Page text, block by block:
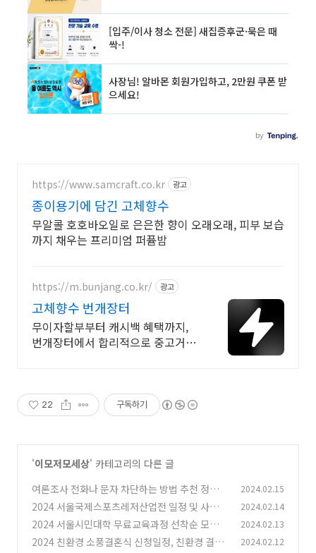
https://www.samcraft.co.kr 광고
종이용기에 담긴 고체향수
무알콜 호호바오일로 은은한 향이 오래오래, 피부 보습
까지 채우는 프리미엄 퍼퓸밤
https://m.bunjang.co.kr/ 광고
고체향수 번개장터
무이자할부부터 캐시백 혜택까지,
번개장터에서 합리적으로 중고거래
22 구독하기
'이모저모세상' 카테고리의 다른 글
여론조사 전화나 문자 차단하는 방법 추천 정리
(2)
2024.02.15
2024 서울국제스포츠레저산업전 일정 및 사전등
록 추천 (24)
2024.02.14
2024 서울시민대학 무료교육과정 선착순 모집
추천
(34)
2024.02.13
2024 친환경 소풍결혼식 신청일정, 친환경 결혼
2024.02.12